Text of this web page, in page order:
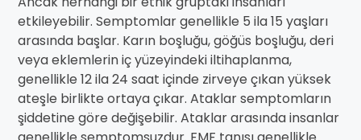
etkileyebilir. Semptomlar genellikle 5 ila 15 yaşları
arasında başlar. Karın boşluğu, göğüs boşluğu, deri
veya eklemlerin iç yüzeyindeki iltihaplanma,
genellikle 12 ila 24 saat içinde zirveye çıkan yüksek
ateşle birlikte ortaya çıkar. Ataklar semptomların
şiddetine göre değişebilir. Ataklar arasında insanlar